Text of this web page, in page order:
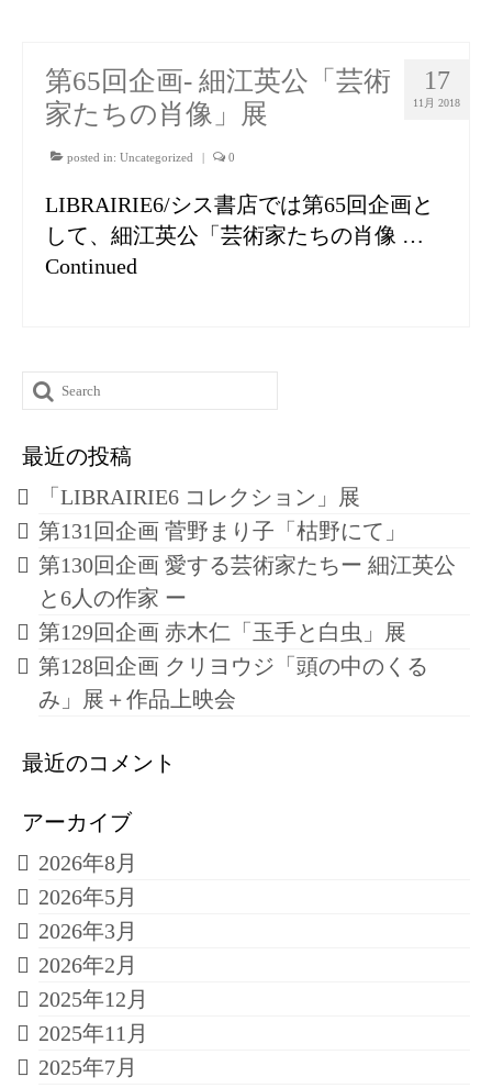
17
11月 2018
第65回企画- 細江英公「芸術
家たちの肖像」展
posted in: Uncategorized | 0
LIBRAIRIE6/シス書店では第65回企画と
して、細江英公「芸術家たちの肖像 …
Continued
Search
for:
最近の投稿
「LIBRAIRIE6 コレクション」展
第131回企画 菅野まり子「枯野にて」
第130回企画 愛する芸術家たちー 細江英公
と6人の作家 ー
第129回企画 赤木仁「玉手と白虫」展
第128回企画 クリヨウジ「頭の中のくる
み」展＋作品上映会
最近のコメント
アーカイブ
2026年8月
2026年5月
2026年3月
2026年2月
2025年12月
2025年11月
2025年7月